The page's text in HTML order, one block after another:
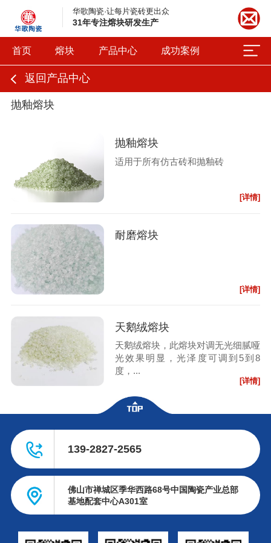
华歌陶瓷·让每片瓷砖更出众
31年专注熔块研发生产
首页 熔块 产品中心 成功案例
返回产品中心
抛釉熔块
抛釉熔块
适用于所有仿古砖和抛釉砖
[详情]
耐磨熔块
[详情]
天鹅绒熔块
天鹅绒熔块，此熔块对调无光细腻哑
光效果明显，光泽度可调到5到8
度，...
[详情]
139-2827-2565
佛山市禅城区季华西路68号中国陶瓷产业总部
基地配套中心A301室